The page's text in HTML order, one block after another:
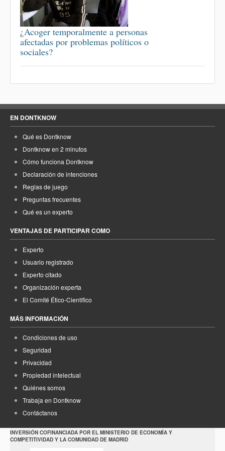
¿Acoger temporalmente a personas
afectadas por problemas políticos o
sociales?
EN DONTKNOW
Qué es Dontknow
Dontknow en 2 minutos
Cómo funciona Dontknow
Declaración de intenciones
Reglas de juego
Preguntas frecuentes
Qué es un experto
VENTAJAS DE PARTICIPAR COMO
Experto
Usuario registrado
Experto citado
Organización experta
El Comité Ético-Científico
MÁS INFORMACIÓN
Condiciones de uso
Seguridad
Privacidad
Propiedad intelectual
Quiénes somos
Trabaja en Dontknow
Contáctanos
INVERSIÓN COFINANCIADA POR EL MINISTERIO DE ECONOMÍA Y
COMPETITIVIDAD Y LA COMUNIDAD DE MADRID